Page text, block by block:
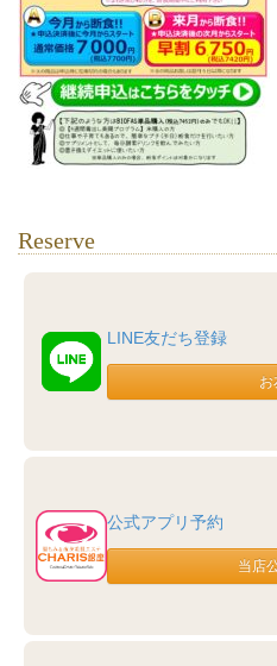
Reserve
LINE友だち登録
公式アプリ予約